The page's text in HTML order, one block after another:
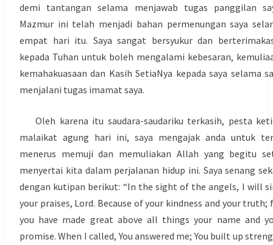
demi tantangan selama menjawab tugas panggilan
Mazmur ini telah menjadi bahan permenungan saya
empat hari itu. Saya sangat bersyukur dan
kepada Tuhan untuk boleh mengalami kebesaran,
kemahakuasaan dan Kasih SetiaNya kepada saya selama
menjalani tugas imamat saya.
Oleh karena itu saudara-saudariku terkasih, pesta
malaikat agung hari ini, saya mengajak anda untuk
menerus memuji dan memuliakan Allah yang begitu
menyertai kita dalam perjalanan hidup ini. Saya senang
dengan kutipan berikut: “In the sight of the angels, I will
your praises, Lord. Because of your kindness and your truth;
you have made great above all things your name and
promise. When I called, You answered me; You built up